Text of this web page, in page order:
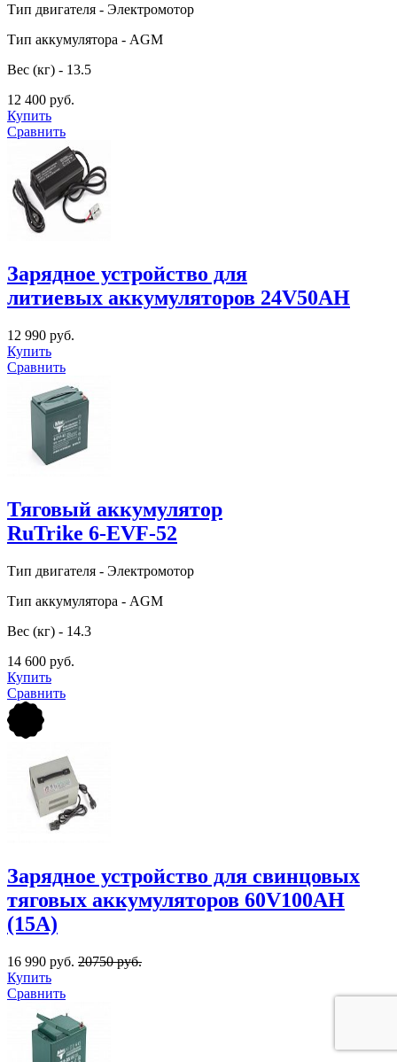
Тип двигателя - Электромотор
Тип аккумулятора - AGM
Вес (кг) - 13.5
12 400 руб.
Купить
Сравнить
Зарядное устройство для
литиевых аккумуляторов 24V50AH
12 990 руб.
Купить
Сравнить
Тяговый аккумулятор
RuTrike 6-EVF-52
Тип двигателя - Электромотор
Тип аккумулятора - AGM
Вес (кг) - 14.3
14 600 руб.
Купить
Сравнить
Зарядное устройство для свинцовых
тяговых аккумуляторов 60V100AН
(15A)
16 990 руб. 20750 руб.
Купить
Сравнить